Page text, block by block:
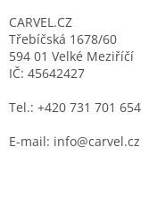
CARVEL.CZ
Třebíčská 1678/60
594 01 Velké Meziříčí
IČ: 45642427
Tel.: +420 731 701 654
E-mail: info@carvel.cz